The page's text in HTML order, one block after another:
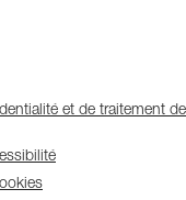
et de traitement